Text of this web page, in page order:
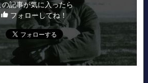
の記事が気に入ったら
フォローしてね！